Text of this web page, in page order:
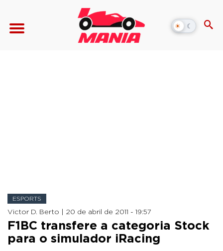
☀ ☾
Alternar
modo
ESPORTS
Victor D. Berto | 20 de abril de 2011 - 19:57
F1BC transfere a categoria Stock
para o simulador iRacing